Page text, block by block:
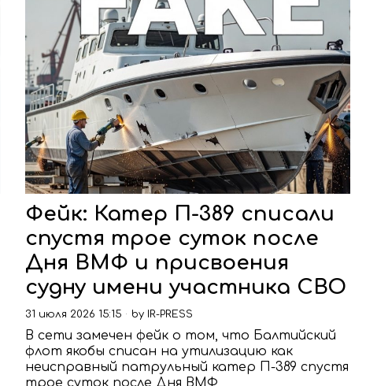
Фейк: Катер П-389 списали
спустя трое суток после
Дня ВМФ и присвоения
судну имени участника СВО
31 июля 2026 15:15 by IR-PRESS
В сети замечен фейк о том, что Балтийский
флот якобы списан на утилизацию как
неисправный патрульный катер П-389 спустя
трое суток после Дня ВМФ